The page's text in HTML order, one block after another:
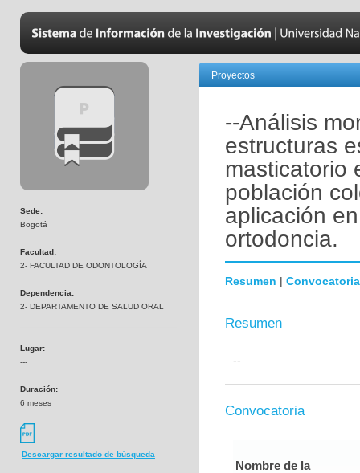
Sede:
Bogotá
Facultad:
2- FACULTAD DE ODONTOLOGÍA
Dependencia:
2- DEPARTAMENTO DE SALUD ORAL
Lugar:
---
Duración:
6 meses
Descargar resultado de búsqueda
Proyectos
--Análisis
estructuras
masticatorio
población
aplicación
ortodoncia.
Resumen | Convocatoria
Resumen
--
Convocatoria
Nombre de la